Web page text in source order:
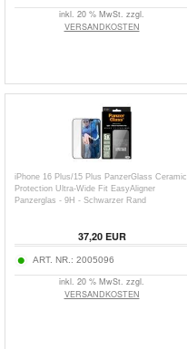
inkl. 20 % MwSt. zzgl.
VERSANDKOSTEN
iPhone 16 Plus/15 Plus PanzerGlass Ceramic
Protection Ultra-Wide Fit EasyAligner
Panzerglas - 9H - Schwarzer Rand
37,20EUR
ART. NR.: 2005096
inkl. 20 % MwSt. zzgl.
VERSANDKOSTEN